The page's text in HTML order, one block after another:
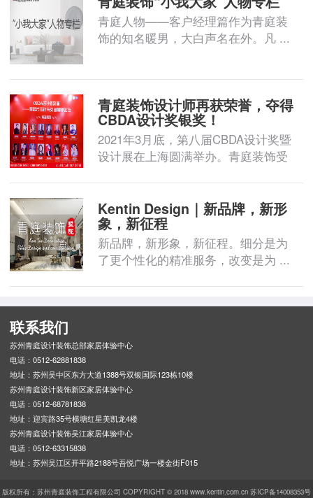
青庭人物——客户经理篇作为青庭装
饰的知名暖男，大白声名在外。凡 ...
青庭装饰设计师再获荣誉，夺得
CBDA设计奖银奖！
2021年3月底，第八届CBDA设计奖暨
设计展在上海圆满举办。青庭装饰受
Kentin Design｜新品牌，新形
象，新征程
新品牌，新形象，新征程。细分是为
了更个性化的精准服务，改变是为 ...
联系我们
苏州青庭设计装饰总部家居体验中心
电话：0512-62881838
地址：苏州吴中区东方大道1388号双银国际123栋10楼
苏州青庭设计装饰新区家居体验中心
电话：0512-68781838
地址：迎宾路35号横塘红星美凯龙4楼
苏州青庭设计装饰吴江家居体验中心
电话：0512-63315838
地址：苏州吴江区开平路2188号吾悦广场一楼金街F015
版权所有：苏州青庭装饰工程有限公司 COPYRIGHT © 2018 www.kentin.com.cn 苏ICP备14008353号